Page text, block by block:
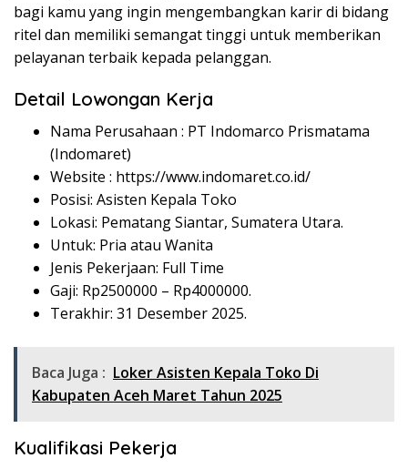
bagi kamu yang ingin mengembangkan karir di bidang
ritel dan memiliki semangat tinggi untuk memberikan
pelayanan terbaik kepada pelanggan.
Detail Lowongan Kerja
Nama Perusahaan : PT Indomarco Prismatama
(Indomaret)
Website : https://www.indomaret.co.id/
Posisi: Asisten Kepala Toko
Lokasi: Pematang Siantar, Sumatera Utara.
Untuk: Pria atau Wanita
Jenis Pekerjaan: Full Time
Gaji: Rp2500000 – Rp4000000.
Terakhir: 31 Desember 2025.
Baca Juga : Loker Asisten Kepala Toko Di
Kabupaten Aceh Maret Tahun 2025
Kualifikasi Pekerja